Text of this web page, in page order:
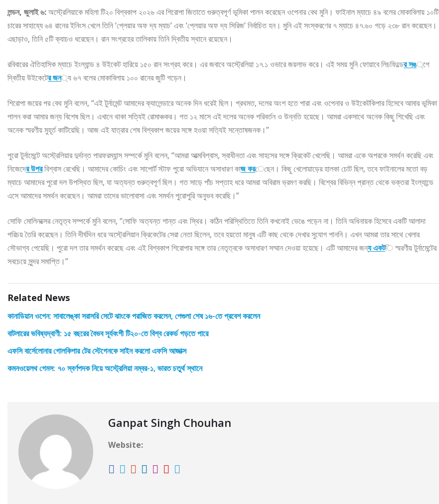
লন্ডন, জুলাই ৬:অস্ট্রেলিয়াকে মহিলা টি২০ বিশ্বকাপ ২০২৬ এর শিরোপা জিতাতে গুরুত্বপূর্ণ ভূমিকা পালন করেছেন ওপেনার বেথ মুনি। ফাইনাল ম্যাচে ৪৯ বলের মোকাবিলায় ১০টি
চারের সাহায্যে ৬৪ রানের ইনিংস খেলে তিনি ‘প্লেয়ার অফ দ্য ম্যাচ’ এবং ‘প্লেয়ার অফ দ্য সিরিজ’ নির্বাচিত হন। মুনি এই সংস্করণের ৭ ম্যাচে ৪৭.৬০ গড়ে ২৩৮ রান করেছেন।
এছাড়াও, তিনি ৫টি ক্যাচও ধরেছেন। রান সংগ্রহের তালিকায় তিনি দ্বিতীয় স্থানে রয়েছেন।
রবিবারের ঐতিহাসিক ম্যাচে ইংল্যান্ড ৪ উইকেট হারিয়ে ১৫০ রান সংগ্রহ করে। এর জবাবে অস্ট্রেলিয়া ১৭.১ ওভারে জয়লাভ করে। এই সময় মুনি ফোয়াবে লিচফিল্ডের সঙ্গে
দ্বিতীয় উইকেটের জন্য ৬৭ বলের মোকাবিলায় ১০০ রানের জুটি গড়েন।
শিরোপা জয়ের পর বেথ মুনি বলেন, “এই টুর্নামেন্ট আমাদের ক্যালেন্ডারে অনেক দিন ধরেই ছিল। প্রথমত, দলের অংশ হতে পারা এবং ওপেনার ও উইকেটকিপার হিসেবে আমার ভূমিকা
পালন করা আমার জন্য বিশেষ ছিল। এখানে থাকা সত্যিই রোমাঞ্চকর। গত ১২ মাসে এই দলের অনেক পরিবর্তন ও উন্নতি হয়েছে। আমরা একসাথে অনেক কিছু শিখেছি এবং
অনেক স্মরণীয় মুহূর্ত কাটিয়েছি। আজ এই যাত্রার শেষ বিশ্বকাপ জয়ের সঙ্গে হওয়া সত্যিই সন্তোষজনক।”
পুরো টুর্নামেন্টে অস্ট্রেলিয়ার দুর্দান্ত পারফরম্যান্স সম্পর্কে মুনি বলেন, “আমরা আত্মবিশ্বাস, স্বাধীনতা এবং সাহসের সঙ্গে ক্রিকেট খেলেছি। আমরা একে অপরকে সমর্থন করেছি এবং
নিজেদের উপরবিশ্বাস রেখেছি। আমাদের কোচিং এবং সাপোর্ট স্টাফ পুরো অভিযানে অসাধারণ কাজ করেছেন। কিছু খেলোয়াড়ের হালকা চোট ছিল, তবে ফাইনালের মতো বড়
ম্যাচে আমাদের পুরো দল উপস্থিত ছিল, যা অত্যন্ত গুরুত্বপূর্ণ ছিল। গত সাড়ে পাঁচ সপ্তাহ ধরে আমরা অবিরাম ভ্রমণ করছি। বিশ্বের বিভিন্ন প্রান্ত থেকে ভক্তরা ইংল্যান্ডে
এসে আমাদের সমর্থন করেছেন। আমরা তাদের ভালোবাসা এবং সমর্থন পুরোপুরি অনুভব করেছি।”
সোফি মোলিনক্সের নেতৃত্ব সম্পর্কে মুনি বলেন, “সোফি অত্যন্ত শান্ত এবং স্থির। কঠিন পরিস্থিতিতে তিনি কখনোই ভেঙে পড়েন না। তিনি অধিনায়ক হিসেবে একটি আলাদা
পরিচয় তৈরি করেছেন। তিনি দীর্ঘদিন ধরে অস্ট্রেলিয়ান ক্রিকেটের সেরা নেতা ছিলেন, তবে হয়তো মানুষ এটি কাছ থেকে দেখার সুযোগ পাননি। এখন আমরা তার সাথে খেলার
সৌভাগ্য পেয়েছি। পুরো দল তার সমর্থন করেছে এবং এই বিশ্বকাপ শিরোপার সঙ্গে তার নেতৃত্বকে অসাধারণ সম্মান দেওয়া হয়েছে। এটি আমাদের জন্য একটি স্মরণীয় টুর্নামেন্টের
সবচেয়ে সুন্দর সমাপ্তি।”
Related News
কানাডিয়ান ওপেন: সাবালেঙ্কা সরাসরি সেটে ঝাংকে পরাজিত করলেন, পেগুলা শেষ ১৬-তে প্রবেশ করলেন
বাটলারের ভবিষ্যদ্বাণী: ১৫ বছরের বৈভব সূর্যবংশী টি২০-তে বিশ্ব রেকর্ড গড়তে পারে
এফসি বার্সেলোনার গোলকিপার টের স্টেগেনকে সাইন করলো এফসি আজাক্স
কমনওয়েলথ গেমস: ৭০ স্বর্ণপদক নিয়ে অস্ট্রেলিয়া নম্বর-১, ভারত চতুর্থ স্থানে
Ganpat Singh Chouhan
Website: